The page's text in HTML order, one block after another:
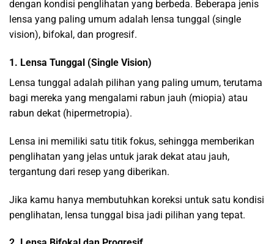
dengan kondisi penglihatan yang berbeda. Beberapa jenis
lensa yang paling umum adalah lensa tunggal (single
vision), bifokal, dan progresif.
1. Lensa Tunggal (Single Vision)
Lensa tunggal adalah pilihan yang paling umum, terutama
bagi mereka yang mengalami rabun jauh (miopia) atau
rabun dekat (hipermetropia).
Lensa ini memiliki satu titik fokus, sehingga memberikan
penglihatan yang jelas untuk jarak dekat atau jauh,
tergantung dari resep yang diberikan.
Jika kamu hanya membutuhkan koreksi untuk satu kondisi
penglihatan, lensa tunggal bisa jadi pilihan yang tepat.